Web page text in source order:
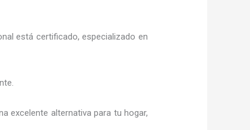
está certificado, especializado en
excelente alternativa para tu hogar,